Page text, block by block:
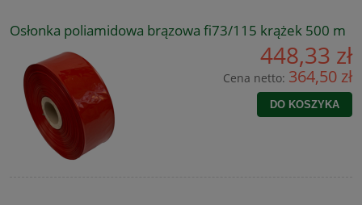
Osłonka poliamidowa brązowa fi73/115 krążek 500 m
448,33 zł
Cena netto: 364,50 zł
DO KOSZYKA